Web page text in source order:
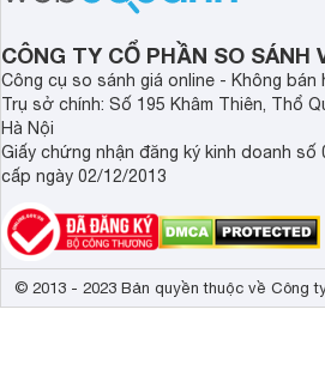
CÔNG TY CỔ PHẦN SO SÁNH
Công cụ so sánh giá online - Không bán
Trụ sở chính: Số 195 Khâm Thiên, Thổ
Hà Nội
Giấy chứng nhận đăng ký kinh doanh số
cấp ngày 02/12/2013
© 2013 - 2023 Bản quyền thuộc về Công